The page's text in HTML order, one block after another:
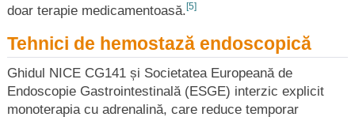
doar terapie medicamentoasă. [5]
Tehnici de hemostază endoscopică
Ghidul NICE CG141 și Societatea Europeană de
Endoscopie Gastrointestinală (ESGE) interzic explicit
monoterapia cu adrenalină, care reduce temporar